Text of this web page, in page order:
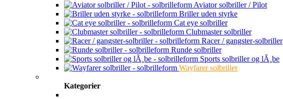
Aviator solbriller / Pilot
Briller uden styrke
Cat eye solbriller
Clubmaster solbriller
Racer / gangster-solbriller
Runde solbriller
Sports solbriller og lÃ¸be
Wayfarer solbriller
Kategorier